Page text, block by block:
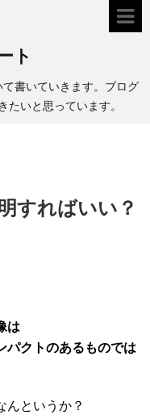
ト
書いていきます。ブログ
いと思っています。
すればいい？
は
パクトのあるものでは
んというか？